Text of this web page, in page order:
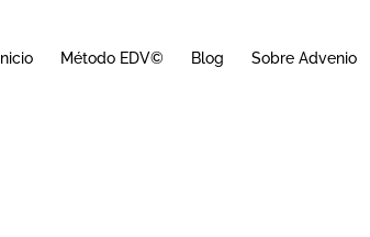
Inicio Método EDV© Blog Sobre Advenio